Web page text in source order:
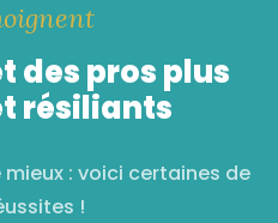
des pros plus
résiliants
: voici certaines de
!